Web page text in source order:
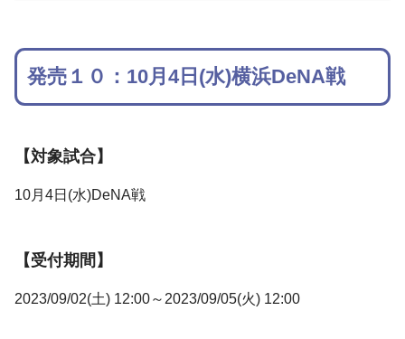
発売１０：10月4日(水)横浜DeNA戦
【対象試合】
10月4日(水)DeNA戦
【受付期間】
2023/09/02(土) 12:00～2023/09/05(火) 12:00